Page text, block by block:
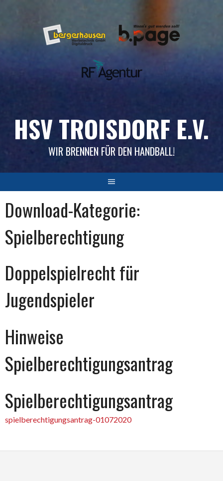
HSV TROISDORF E.V.
WIR BRENNEN FÜR DEN HANDBALL!
Download-Kategorie:
Spielberechtigung
Doppelspielrecht für
Jugendspieler
Hinweise
Spielberechtigungsantrag
Spielberechtigungsantrag
spielberechtigungsantrag-01072020